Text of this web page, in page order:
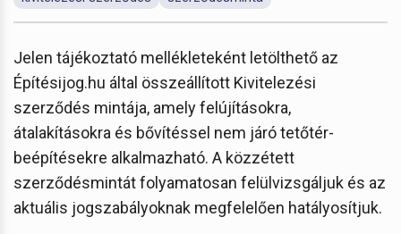
Jelen tájékoztató mellékleteként letölthető az
Építésijog.hu által összeállított Kivitelezési
szerződés mintája, amely felújításokra,
átalakításokra és bővítéssel nem járó tetőtér-
beépítésekre alkalmazható. A közzétett
szerződésmintát folyamatosan felülvizsgáljuk és az
aktuális jogszabályoknak megfelelően hatályosítjuk.